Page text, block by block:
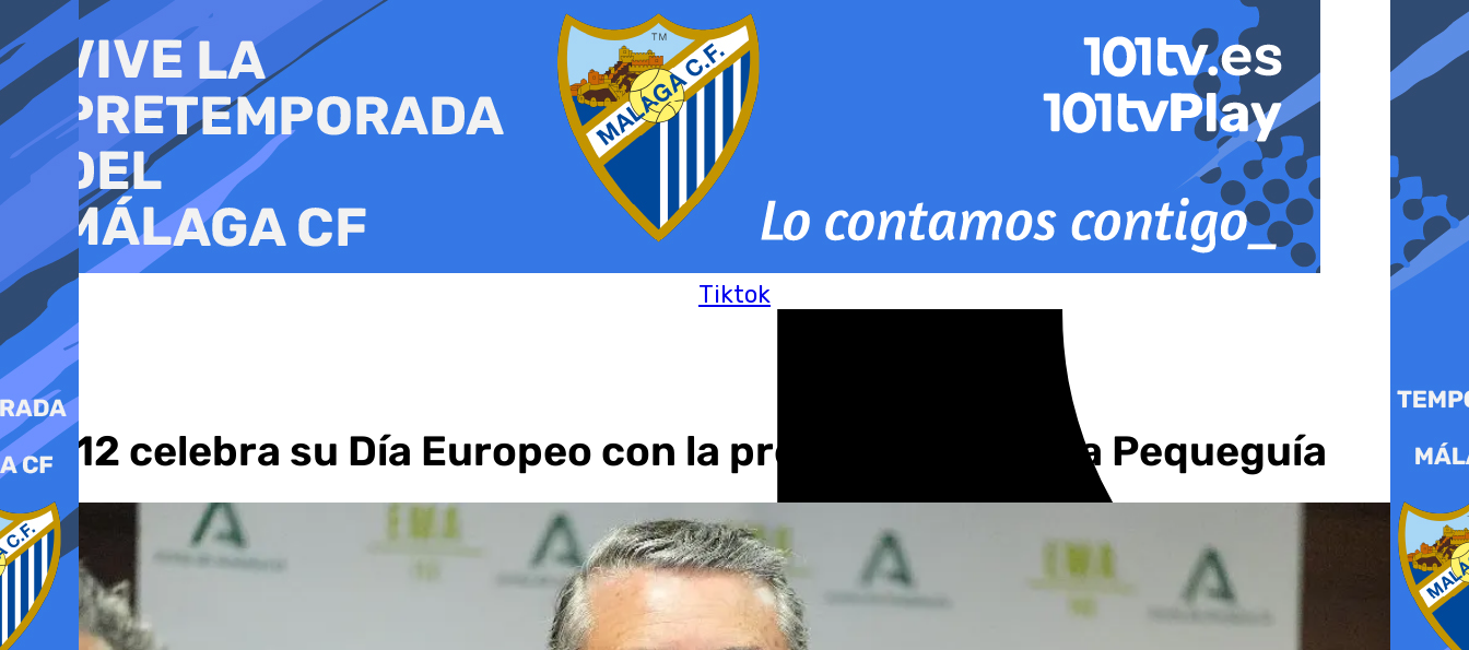
al
contenido
Tiktok
El 112 celebra su Día Europeo con la presentación de la Pequeguía